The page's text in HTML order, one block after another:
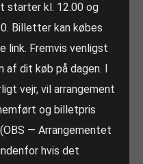
starter kl. 12.00 og
Billetter kan købes
link. Fremvis venligst
dit køb på dagen. I
vejr, vil arrangement
og billetpris
— Arrangementet
hvis det